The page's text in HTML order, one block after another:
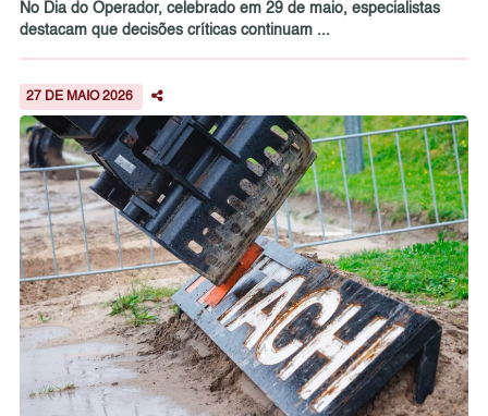
No Dia do Operador, celebrado em 29 de maio, especialistas
destacam que decisões críticas continuam ...
27 DE MAIO 2026